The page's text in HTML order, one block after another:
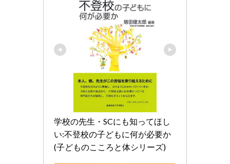
学校の先生・SCにも知ってほし
い:不登校の子どもに何が必要か
(子どものこころと体シリーズ)